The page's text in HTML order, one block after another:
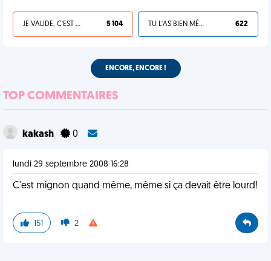
JE VALIDE, C'EST UNE VDM 5 104 TU L'AS BIEN MÉRITÉ 622
ENCORE, ENCORE !
TOP COMMENTAIRES
kakash 0
lundi 29 septembre 2008 16:28
C'est mignon quand même, même si ça devait être lourd!
151 2